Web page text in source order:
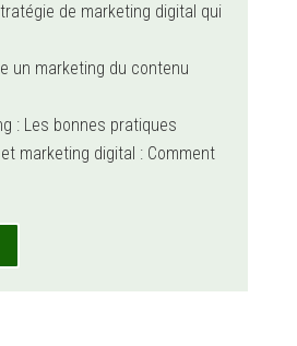
de marketing digital qui
un marketing du contenu
: Les bonnes pratiques
marketing digital : Comment